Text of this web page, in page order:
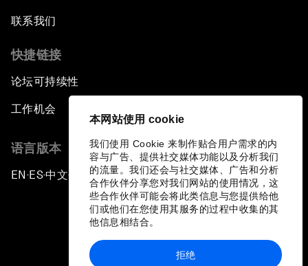
本网站使用 cookie
我们使用 Cookie 来制作贴合用户需求的内
容与广告、提供社交媒体功能以及分析我们
的流量。我们还会与社交媒体、广告和分析
合作伙伴分享您对我们网站的使用情况，这
些合作伙伴可能会将此类信息与您提供给他
们或他们在您使用其服务的过程中收集的其
他信息相结合。
拒绝
联系我们
快捷链接
论坛可持续性
工作机会
语言版本
EN ▪ES▪中文▪ 日本語